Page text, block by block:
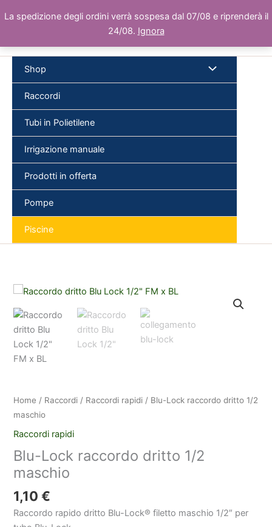
La spedizione degli ordini verrà sospesa dal 07/08 e riprenderà il
24/08. Ignora
al
Shop
Raccordi
Tubi in Polietilene
Irrigazione manuale
Prodotti in offerta
Pompe
Piscine
Home / Raccordi / Raccordi rapidi / Blu-Lock raccordo dritto 1/2
maschio
Raccordi rapidi
Blu-Lock raccordo dritto 1/2
maschio
1,10€
Raccordo rapido dritto Blu-Lock® filetto maschio 1/2″ per